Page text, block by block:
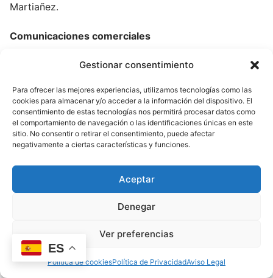
Gestionar consentimiento
Para ofrecer las mejores experiencias, utilizamos tecnologías como las
cookies para almacenar y/o acceder a la información del dispositivo. El
consentimiento de estas tecnologías nos permitirá procesar datos como
el comportamiento de navegación o las identificaciones únicas en este
sitio. No consentir o retirar el consentimiento, puede afectar
negativamente a ciertas características y funciones.
Aceptar
Denegar
Ver preferencias
Política de cookiesPolítica de PrivacidadAviso Legal
Martiañez.
Comunicaciones comerciales
En aplicación de la LSSI. María Bautista Martiañez no
por correo electrónico u otro medio de comunicación
electrónica equivalente que previamente no hubieran
sido solicitadas o expresamente autorizadas por los
destinatarios de las mismas.
En el caso de usuarios con los que exista una relación
contractual previa, María Bautista Martiañez sí está
autorizado al envío de comunicaciones comerciales
referentes a productos o servicios de María Bautista
Martiañez que sean similares a los que inicialmente
fueron objeto de contratación con el cliente.
ES